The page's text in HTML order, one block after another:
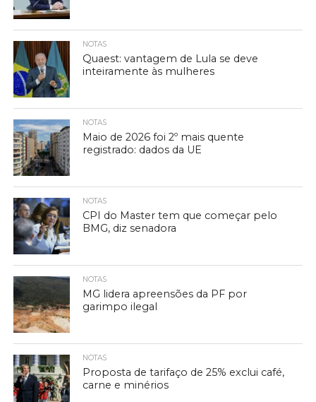
NOTAS
Quaest: vantagem de Lula se deve
inteiramente às mulheres
NOTAS
Maio de 2026 foi 2º mais quente
registrado: dados da UE
NOTAS
CPI do Master tem que começar pelo
BMG, diz senadora
NOTAS
MG lidera apreensões da PF por
garimpo ilegal
NOTAS
Proposta de tarifaço de 25% exclui café,
carne e minérios